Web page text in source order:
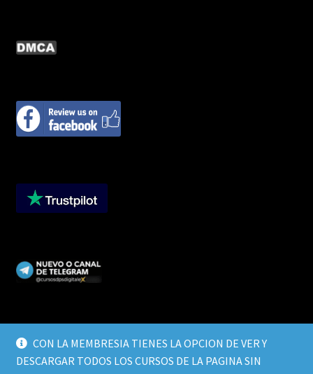
CON LA MEMBRESIA TIENES LA OPCION DE VER Y
DESCARGAR TODOS LOS CURSOS DE LA PAGINA SIN
© CURSOS DIGITALEX 2026